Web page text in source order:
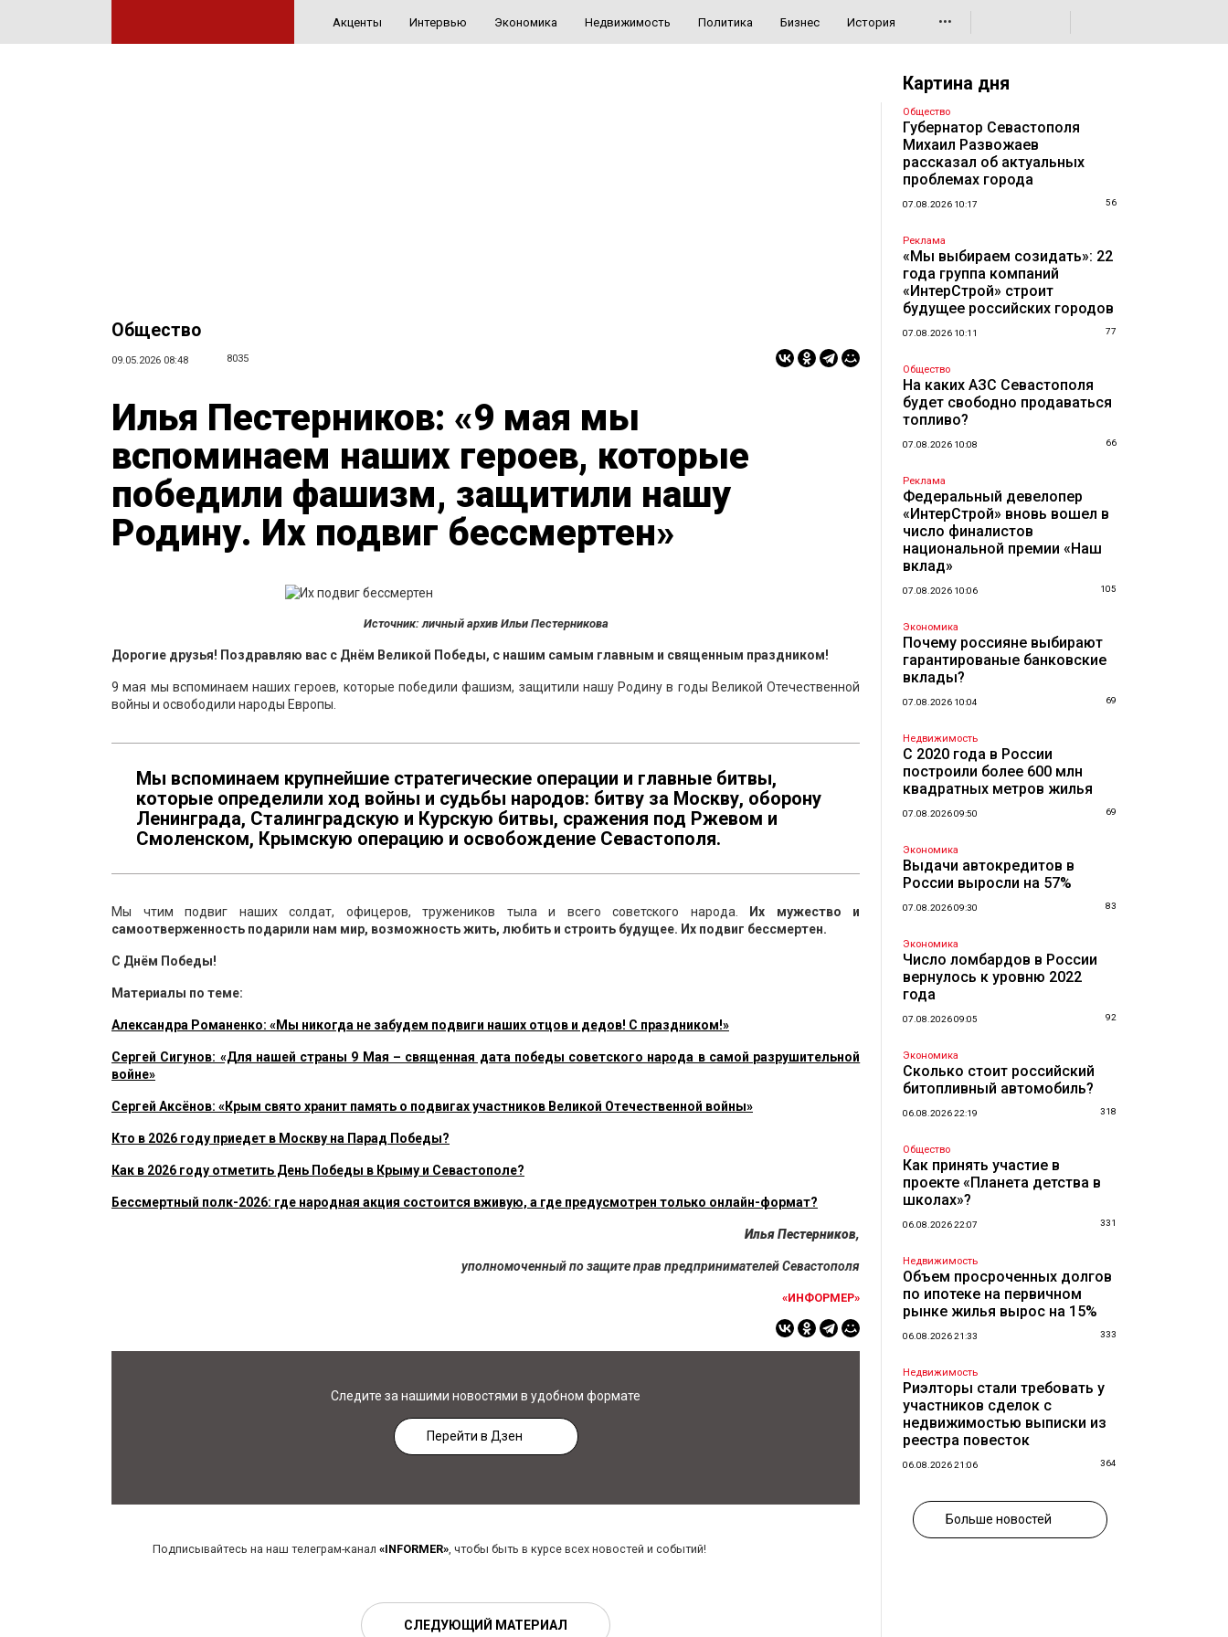
Акценты Интервью Экономика Недвижимость Политика Бизнес История •••
Общество
09.05.2026 08:48 8035
Илья Пестерников: «9 мая мы
вспоминаем наших героев, которые
победили фашизм, защитили нашу
Родину. Их подвиг бессмертен»
Источник: личный архив Ильи Пестерникова
Дорогие друзья! Поздравляю вас с Днём Великой Победы, с нашим самым главным и священным праздником!
9 мая мы вспоминаем наших героев, которые победили фашизм, защитили нашу Родину в годы Великой Отечественной
войны и освободили народы Европы.
Мы вспоминаем крупнейшие стратегические операции и главные битвы,
которые определили ход войны и судьбы народов: битву за Москву, оборону
Ленинграда, Сталинградскую и Курскую битвы, сражения под Ржевом и
Смоленском, Крымскую операцию и освобождение Севастополя.
Мы чтим подвиг наших солдат, офицеров, тружеников тыла и всего советского народа.
Их мужество и
самоотверженность подарили нам мир, возможность жить, любить и строить будущее. Их подвиг бессмертен.
С Днём Победы!
Материалы по теме:
Александра Романенко: «Мы никогда не забудем подвиги наших отцов и дедов! С праздником!»
Сергей Сигунов: «Для нашей страны 9 Мая – священная дата победы советского народа в самой разрушительной
войне»
Сергей Аксёнов: «Крым свято хранит память о подвигах участников Великой Отечественной войны»
Кто в 2026 году приедет в Москву на Парад Победы?
Как в 2026 году отметить День Победы в Крыму и Севастополе?
Бессмертный полк-2026: где народная акция состоится вживую, а где предусмотрен только онлайн-формат?
Илья Пестерников,
уполномоченный по защите прав предпринимателей Севастополя
«ИНФОРМЕР»
Следите за нашими новостями в удобном формате
Перейти в Дзен
Подписывайтесь на наш телеграм-канал «INFORMER», чтобы быть в курсе всех новостей и событий!
СЛЕДУЮЩИЙ МАТЕРИАЛ
Картина дня
Общество
Губернатор Севастополя
Михаил Развожаев
рассказал об актуальных
проблемах города
07.08.2026 10:17 56
Реклама
«Мы выбираем созидать»: 22
года группа компаний
«ИнтерСтрой» строит
будущее российских городов
07.08.2026 10:11 77
Общество
На каких АЗС Севастополя
будет свободно продаваться
топливо?
07.08.2026 10:08 66
Реклама
Федеральный девелопер
«ИнтерСтрой» вновь вошел в
число финалистов
национальной премии «Наш
вклад»
07.08.2026 10:06 105
Экономика
Почему россияне выбирают
гарантированые банковские
вклады?
07.08.2026 10:04 69
Недвижимость
С 2020 года в России
построили более 600 млн
квадратных метров жилья
07.08.2026 09:50 69
Экономика
Выдачи автокредитов в
России выросли на 57%
07.08.2026 09:30 83
Экономика
Число ломбардов в России
вернулось к уровню 2022
года
07.08.2026 09:05 92
Экономика
Сколько стоит российский
битопливный автомобиль?
06.08.2026 22:19 318
Общество
Как принять участие в
проекте «Планета детства в
школах»?
06.08.2026 22:07 331
Недвижимость
Объем просроченных долгов
по ипотеке на первичном
рынке жилья вырос на 15%
06.08.2026 21:33 333
Недвижимость
Риэлторы стали требовать у
участников сделок с
недвижимостью выписки из
реестра повесток
06.08.2026 21:06 364
Больше новостей